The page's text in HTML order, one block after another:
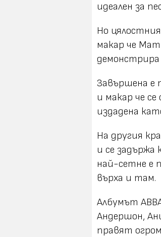
идеален за
Но
макар че
Завършена е
и макар че
издадена
На другия
и се
най-сетне е
върха и там.
Албумът
Андершон,
правят